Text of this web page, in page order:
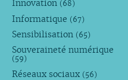
Innovation (68)
Informatique (67)
Sensibilisation (65)
Souveraineté numérique
(59)
Réseaux sociaux (56)